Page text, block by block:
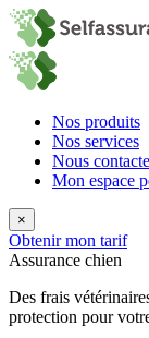
Nos produits
Nos services
Nous
Mon espace
×
Obtenir mon tarif
Assurance chien
Des frais
protection pour